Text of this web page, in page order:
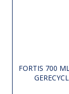
FORTIS 700